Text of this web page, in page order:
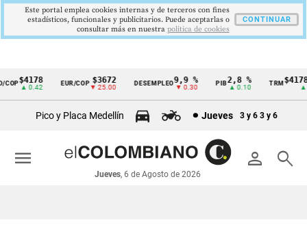
Cintillo
económicos
Colombia
$4178
▲ 0.42
EUR/COP $3672
▼ 25.00
DESEMPLEO 9,9 %
▼ 0.30
PIB2,8 %
▲ 0.10
TRM
▲
Pico y Placa Medellín Jueves 3 y 6 3 y 6
person search
Jueves, 6 de Agosto de 2026
menu
Este portal emplea cookies internas y de terceros con fines
estadísticos, funcionales y publicitarios. Puede aceptarlas o
consultar más en nuestra politica de cookies
CONTINUAR